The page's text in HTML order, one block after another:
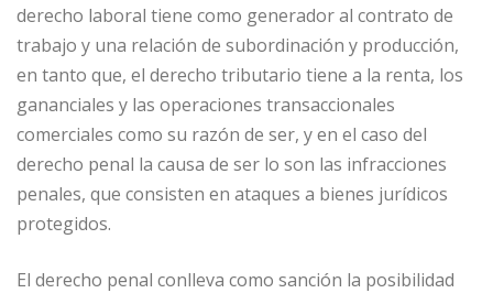
derecho laboral tiene como generador al contrato de
trabajo y una relación de subordinación y producción,
en tanto que, el derecho tributario tiene a la renta, los
gananciales y las operaciones transaccionales
comerciales como su razón de ser, y en el caso del
derecho penal la causa de ser lo son las infracciones
penales, que consisten en ataques a bienes jurídicos
protegidos.
El derecho penal conlleva como sanción la posibilidad